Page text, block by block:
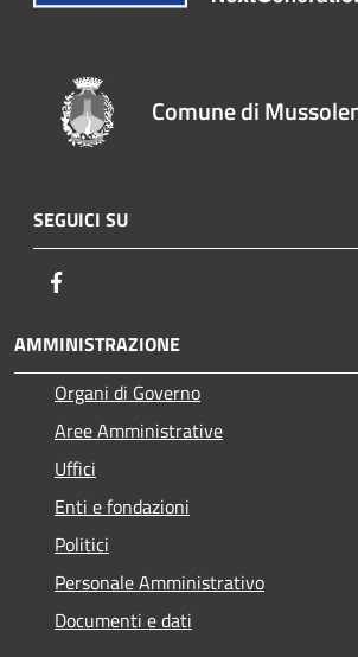
Comune di
SEGUICI SU
AMMINISTRAZIONE
Organi di Governo
Aree Amministrative
Uffici
Enti e fondazioni
Politici
Personale Amministrativo
Documenti e dati